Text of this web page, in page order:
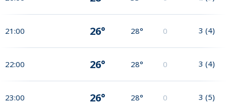
21:00 26° 28° 0 3 (4)
22:00 26° 28° 0 3 (4)
23:00 26° 28° 0 3 (5)